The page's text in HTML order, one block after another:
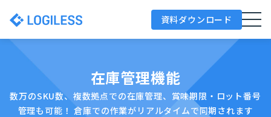
資料ダウンロード
在庫管理機能
数万のSKU数、複数拠点での在庫管理、賞味期限・ロット番号
管理も可能！ 倉庫での作業がリアルタイムで同期されます